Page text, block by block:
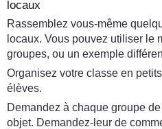
locaux
Rassemblez vous-même
locaux. Vous pouvez utiliser le
groupes, ou un exemple
Organisez votre classe en
élèves.
Demandez à chaque groupe
objet. Demandez-leur de